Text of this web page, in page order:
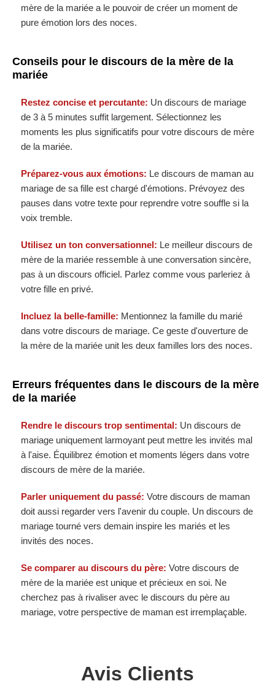
mère de la mariée a le pouvoir de créer un moment de
pure émotion lors des noces.
Conseils pour le discours de la mère de la
mariée
Restez concise et percutante: Un discours de mariage
de 3 à 5 minutes suffit largement. Sélectionnez les
moments les plus significatifs pour votre discours de mère
de la mariée.
Préparez-vous aux émotions: Le discours de maman au
mariage de sa fille est chargé d'émotions. Prévoyez des
pauses dans votre texte pour reprendre votre souffle si la
voix tremble.
Utilisez un ton conversationnel: Le meilleur discours de
mère de la mariée ressemble à une conversation sincère,
pas à un discours officiel. Parlez comme vous parleriez à
votre fille en privé.
Incluez la belle-famille: Mentionnez la famille du marié
dans votre discours de mariage. Ce geste d'ouverture de
la mère de la mariée unit les deux familles lors des noces.
Erreurs fréquentes dans le discours de la mère
de la mariée
Rendre le discours trop sentimental: Un discours de
mariage uniquement larmoyant peut mettre les invités mal
à l'aise. Équilibrez émotion et moments légers dans votre
discours de mère de la mariée.
Parler uniquement du passé: Votre discours de maman
doit aussi regarder vers l'avenir du couple. Un discours de
mariage tourné vers demain inspire les mariés et les
invités des noces.
Se comparer au discours du père: Votre discours de
mère de la mariée est unique et précieux en soi. Ne
cherchez pas à rivaliser avec le discours du père au
mariage, votre perspective de maman est irremplaçable.
Avis Clients